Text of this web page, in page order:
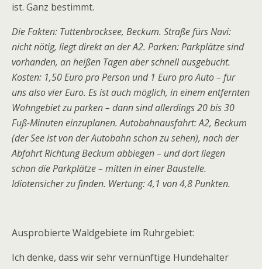
ist. Ganz bestimmt.
Die Fakten: Tuttenbrocksee, Beckum. Straße fürs Navi:
nicht nötig, liegt direkt an der A2. Parken: Parkplätze sind
vorhanden, an heißen Tagen aber schnell ausgebucht.
Kosten: 1,50 Euro pro Person und 1 Euro pro Auto – für
uns also vier Euro. Es ist auch möglich, in einem entfernten
Wohngebiet zu parken – dann sind allerdings 20 bis 30
Fuß-Minuten einzuplanen. Autobahnausfahrt: A2, Beckum
(der See ist von der Autobahn schon zu sehen), nach der
Abfahrt Richtung Beckum abbiegen – und dort liegen
schon die Parkplätze – mitten in einer Baustelle.
Idiotensicher zu finden. Wertung: 4,1 von 4,8 Punkten.
Ausprobierte Waldgebiete im Ruhrgebiet:
Ich denke, dass wir sehr vernünftige Hundehalter